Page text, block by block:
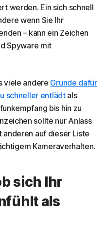
werden. Ein sich schnell
wenn Sie Ihr
– kann ein Zeichen
Spyware mit
viele andere Gründe dafür
schneller entlädtals
bis hin zu
sollte nur Anlass
anderen auf dieser Liste
Kameraverhalten.
sich Ihr
als